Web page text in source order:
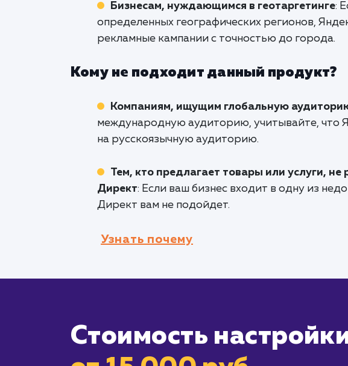
Бизнесам, нуждающимся в геотаргетинге:
определенных географических регионов,
рекламные кампании с точностью до города.
Кому не подходит данный продукт?
Компаниям, ищущим глобальную
международную аудиторию, учитывайте, что
на русскоязычную аудиторию.
Тем, кто предлагает товары или услуги,
Директ: Если ваш бизнес входит в одну из
Директ вам не подойдет.
Узнать почему
Стоимость